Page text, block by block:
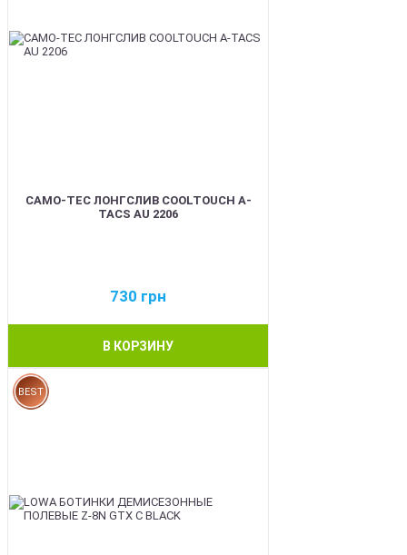
CAMO-TEC ЛОНГСЛИВ COOLTOUCH A-
TACS AU 2206
730 грн
В КОРЗИНУ
BEST